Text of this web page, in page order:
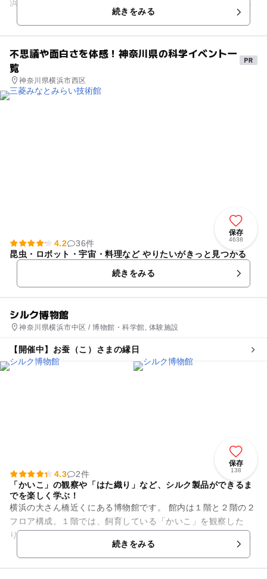
浜港の歴史や仕組みと役割について知ることができる博物館で
す。体験型コンテンツの...続きをみる
不思議や面白さを体感！神奈川県の科学イベント一
覧
神奈川県横浜市西区
保存
4638
4.2
36件
昆虫・ロボット・宇宙・料理など やりたいがきっと見つかる
続きをみる
シルク博物館
神奈川県横浜市中区 / 博物館・科学館, 体験施設
【開催中】お蚕（こ）さまの縁日
保存
138
4.3
2件
「かいこ」の観察や「はた織り」など、シルク製品ができるま
でを楽しく学ぶ！
横浜の大さん橋近くにある博物館です。 館内は１階と２階の２
フロア構成。１階では、飼育している「かいこ」を観察した
り、時期によっては「かいこ」が「まゆ」をつくっているとこ
ろが見られます。また、「...続きをみる